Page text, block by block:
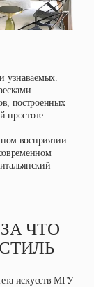
узнаваемых.
построенных
простоте.
восприятии
ЧТО
искусств МГУ